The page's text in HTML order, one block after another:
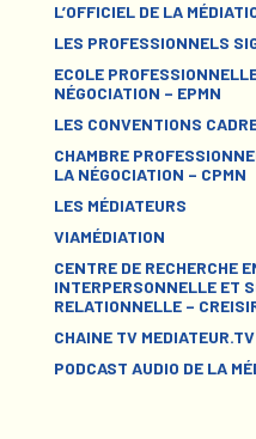
L’OFFICIEL DE LA
LES PROFESSIONNELS
ECOLE
NÉGOCIATION – EPMN
LES CONVENTIONS
CHAMBRE
LA NÉGOCIATION – CPMN
LES MÉDIATEURS
VIAMÉDIATION
CENTRE DE RECHERCHE
INTERPERSONNELLE ET
RELATIONNELLE –
CHAINE TV MEDIATEUR.TV
PODCAST AUDIO DE LA